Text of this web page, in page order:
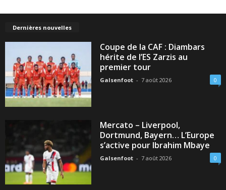
Dernières nouvelles
Coupe de la CAF : Diambars
hérite de l’ES Zarzis au
premier tour
Galsenfoot - 7 août 2026 0
Mercato – Liverpool,
Dortmund, Bayern… L’Europe
s’active pour Ibrahim Mbaye
Galsenfoot - 7 août 2026 0